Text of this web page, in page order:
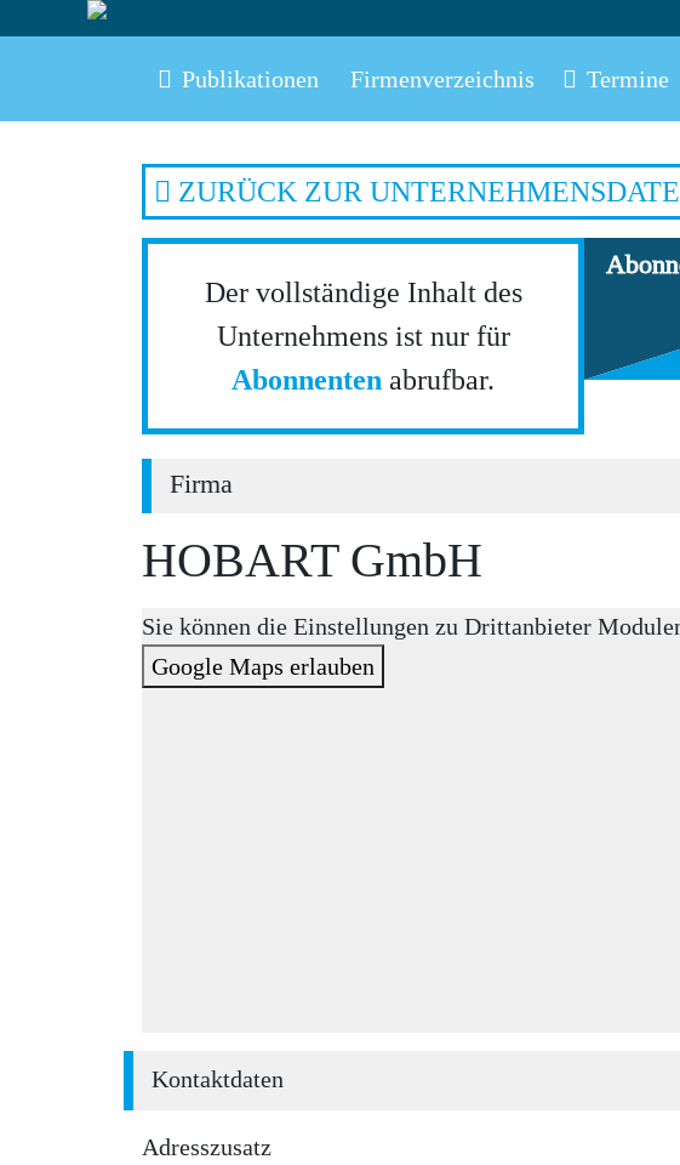
Publikationen Firmenverzeichnis Termine
ZURÜCK ZUR
Der vollständige Inhalt des
Unternehmens ist nur für
Abonnenten abrufbar.
Firma
HOBART GmbH
Sie können die Einstellungen zu Drittanbieter
Google Maps erlauben
Kontaktdaten
Adresszusatz